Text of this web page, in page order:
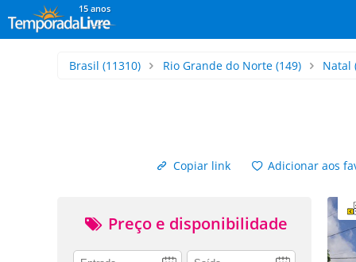
15 anos
Brasil (11310) Rio Grande do Norte(149) Natal
Copiar link
Adicionar aos
Preço e disponibilidade